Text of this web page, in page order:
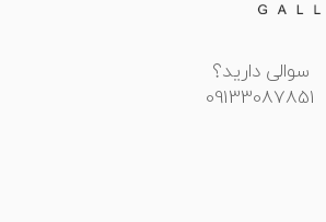
سوالی دارید؟
09133087851